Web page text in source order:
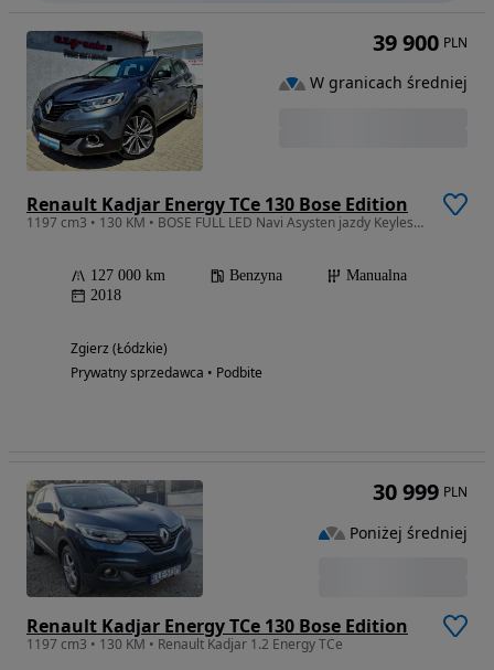
Renault Kadjar Energy TCe 130 Bose Edition
1197 cm3 • 130 KM • BOSE FULL LED Navi Asysten jazdy Keyless PDC Klimatronik Tempomat Alu
127 000 km Benzyna
Manualna
2018
Zgierz (Łódzkie)
Prywatny sprzedawca • Podbite
39 900 PLN
W granicach średniej
Renault Kadjar Energy TCe 130 Bose Edition
1197 cm3 • 130 KM • Renault Kadjar 1.2 Energy TCe
30 999 PLN
Poniżej średniej